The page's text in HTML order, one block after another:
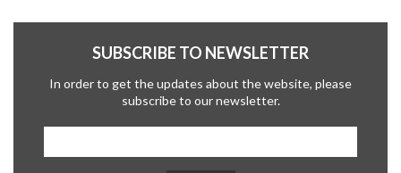
SUBSCRIBE TO NEWSLETTER
In order to get the updates about the website, please
subscribe to our newsletter.